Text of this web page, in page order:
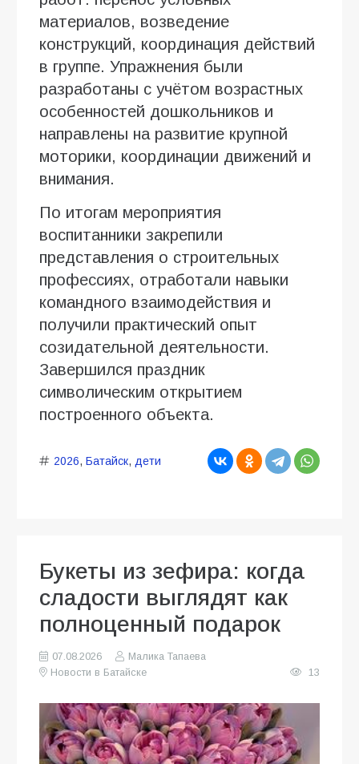
материалов, возведение
конструкций, координация действий
в группе. Упражнения были
разработаны с учётом возрастных
особенностей дошкольников и
направлены на развитие крупной
моторики, координации движений и
внимания.
По итогам мероприятия
воспитанники закрепили
представления о строительных
профессиях, отработали навыки
командного взаимодействия и
получили практический опыт
созидательной деятельности.
Завершился праздник
символическим открытием
построенного объекта.
2026, Батайск, дети
Букеты из зефира: когда
сладости выглядят как
полноценный подарок
07.08.2026
Малика Тапаева
Новости в Батайске
13